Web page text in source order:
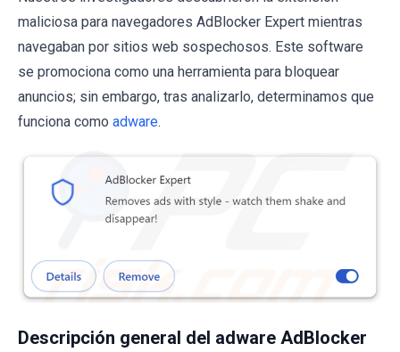
maliciosa para navegadores AdBlocker Expert mientras
navegaban por sitios web sospechosos. Este software
se promociona como una herramienta para bloquear
anuncios; sin embargo, tras analizarlo, determinamos que
funciona como adware.
Descripción general del adware AdBlocker